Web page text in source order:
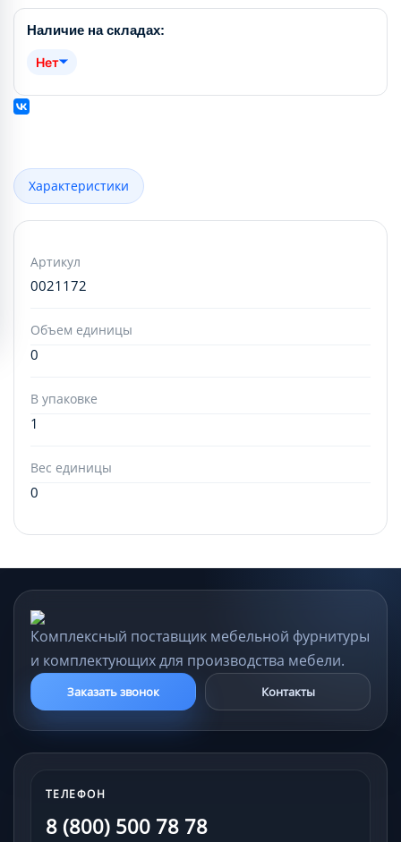
Наличие на складах:
Нет
Характеристики
Артикул
0021172
Объем единицы
0
В упаковке
1
Вес единицы
0
Комплексный поставщик мебельной фурнитуры
и комплектующих для производства мебели.
Заказать звонок Контакты
ТЕЛЕФОН
8 (800) 500 78 78